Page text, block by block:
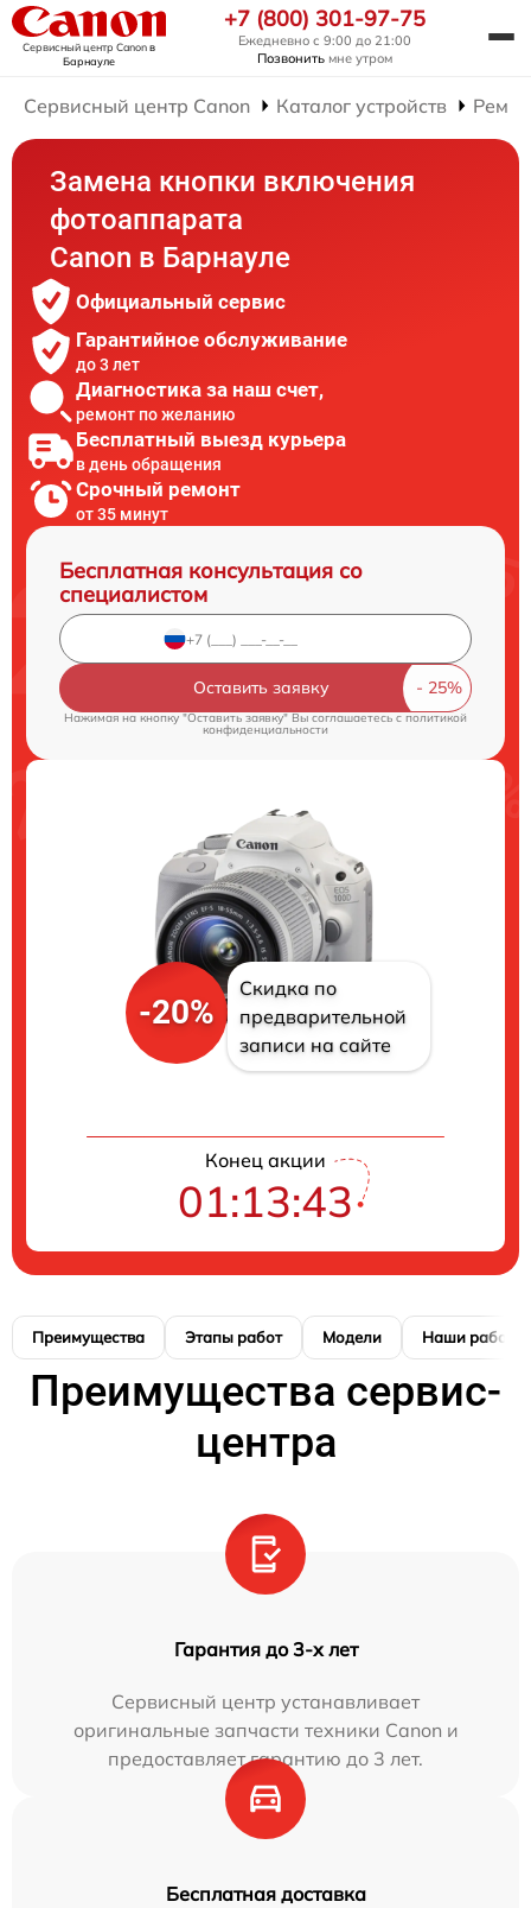
Сервисный центр Canonв
Барнауле
+7 (800) 301-97-75
Ежедневно с 9:00 до 21:00
Позвонить мне утром
Сервисный центр Canon Каталог устройств
Замена кнопки включения
фотоаппарата
Canon в Барнауле
Официальный сервис
Гарантийное обслуживание
до 3 лет
Диагностика за наш счет,
ремонт по желанию
Бесплатный выезд курьера
в день обращения
Срочный ремонт
от 35 минут
Бесплатная консультация со
специалистом
Оставить заявку
Нажимая на кнопку "Оставить заявку" Вы соглашаетесь cполитикой
конфиденциальности
-20%
Скидка по
предварительной
записи на сайте
Конец акции
01:13:42
Преимущества Этапы работ Модели Наши работы
Преимущества сервис-
центра
Гарантия до 3-х лет
Сервисный центр устанавливает
оригинальные запчасти техники Canon и
предоставляет гарантию до 3 лет.
Бесплатная доставка